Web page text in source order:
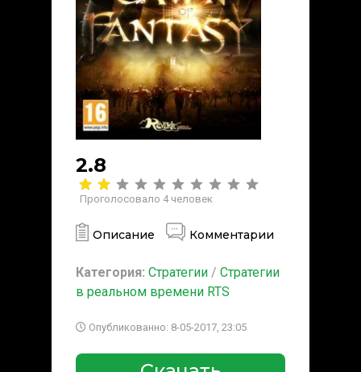
2.8
Проголосовало 4человек
Описание Комментарии
Категория: Стратегии / Стратегии
в реальном времени RTS
Опубликованно: 8-05-2017, 23:05